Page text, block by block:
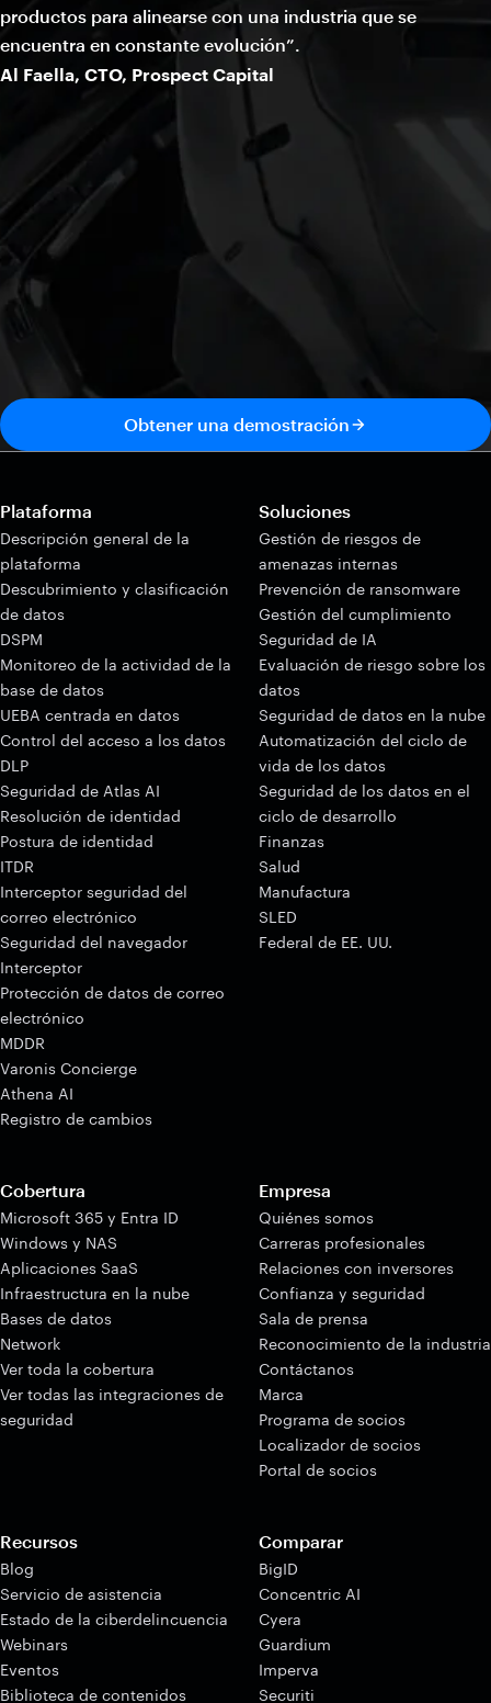
productos para alinearse con una industria que se
encuentra en constante evolución”.
Al Faella, CTO, Prospect Capital
Obtener una demostración
Plataforma
Descripción general de la
plataforma
Descubrimiento y clasificación
de datos
DSPM
Monitoreo de la actividad de la
base de datos
UEBA centrada en datos
Control del acceso a los datos
DLP
Seguridad de Atlas AI
Resolución de identidad
Postura de identidad
ITDR
Interceptor seguridad del
correo electrónico
Seguridad del navegador
Interceptor
Protección de datos de correo
electrónico
MDDR
Varonis Concierge
Athena AI
Registro de cambios
Soluciones
Gestión de riesgos de
amenazas internas
Prevención de ransomware
Gestión del cumplimiento
Seguridad de IA
Evaluación de riesgo sobre los
datos
Seguridad de datos en la nube
Automatización del ciclo de
vida de los datos
Seguridad de los datos en el
ciclo de desarrollo
Finanzas
Salud
Manufactura
SLED
Federal de EE. UU.
Cobertura
Microsoft 365 y Entra ID
Windows y NAS
Aplicaciones SaaS
Infraestructura en la nube
Bases de datos
Network
Ver toda la cobertura
Ver todas las integraciones de
seguridad
Empresa
Quiénes somos
Carreras profesionales
Relaciones con inversores
Confianza y seguridad
Sala de prensa
Reconocimiento de la industria
Contáctanos
Marca
Programa de socios
Localizador de socios
Portal de socios
Recursos
Blog
Servicio de asistencia
Estado de la ciberdelincuencia
Webinars
Eventos
Biblioteca de contenidos
Comparar
BigID
Concentric AI
Cyera
Guardium
Imperva
Securiti